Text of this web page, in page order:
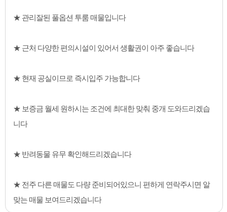
★ 관리잘된 풀옵션 투룸 매물입니다
★ 근처 다양한 편의시설이 있어서 생활권이 아주 좋습니다
★ 현재 공실이므로 즉시입주 가능합니다
★ 보증금 월세 원하시는 조건에 최대한 맞춰 중개 도와드리겠습
니다
★ 반려동물 유무 확인해드리겠습니다
★ 전주 다른 매물도 다량 준비되어있으니 편하게 연락주시면 알
맞는 매물 보여드리겠습니다